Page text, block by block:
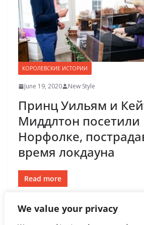
We value your privacy
КОРОЛЕВСКИЕ ИСТОРИИ
June 19, 2020 New Style
Принц Уильям и
Миддлтон
Норфолке,
время локдауна
Read more